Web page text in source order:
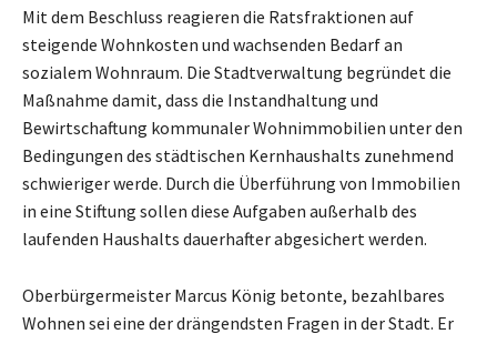
Mit dem Beschluss reagieren die Ratsfraktionen auf
steigende Wohnkosten und wachsenden Bedarf an
sozialem Wohnraum. Die Stadtverwaltung begründet die
Maßnahme damit, dass die Instandhaltung und
Bewirtschaftung kommunaler Wohnimmobilien unter den
Bedingungen des städtischen Kernhaushalts zunehmend
schwieriger werde. Durch die Überführung von Immobilien
in eine Stiftung sollen diese Aufgaben außerhalb des
laufenden Haushalts dauerhafter abgesichert werden.
Oberbürgermeister Marcus König betonte, bezahlbares
Wohnen sei eine der drängendsten Fragen in der Stadt. Er